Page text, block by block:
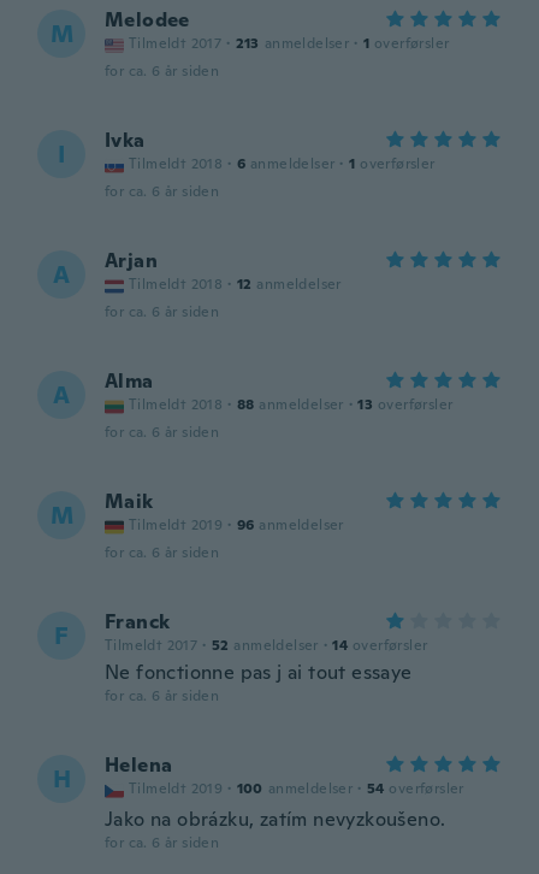
M Melodee
Tilmeldt 2017 · 213 anmeldelser · 1 overførsler
for ca. 6 år siden
I Ivka
Tilmeldt 2018 · 6 anmeldelser · 1 overførsler
for ca. 6 år siden
A Arjan
Tilmeldt 2018 · 12 anmeldelser
for ca. 6 år siden
A Alma
Tilmeldt 2018 · 88 anmeldelser · 13 overførsler
for ca. 6 år siden
M Maik
Tilmeldt 2019 · 96 anmeldelser
for ca. 6 år siden
F Franck
Tilmeldt 2017 · 52 anmeldelser · 14 overførsler
Ne fonctionne pas j ai tout essaye
for ca. 6 år siden
H Helena
Tilmeldt 2019 · 100 anmeldelser · 54 overførsler
Jako na obrázku, zatím nevyzkoušeno.
for ca. 6 år siden